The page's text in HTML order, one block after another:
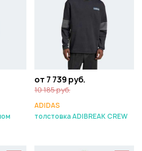
от 7 739 руб.
10 185 руб.
ADIDAS
толстовка ADIBREAK CREW